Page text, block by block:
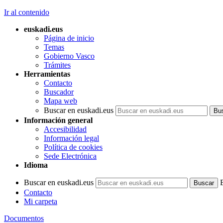
Ir al contenido
euskadi.eus
Página de inicio
Temas
Gobierno Vasco
Trámites
Herramientas
Contacto
Buscador
Mapa web
Buscar en euskadi.eus
Información general
Accesibilidad
Información legal
Política de cookies
Sede Electrónica
Idioma
Buscar en euskadi.eus
Contacto
Mi carpeta
Documentos